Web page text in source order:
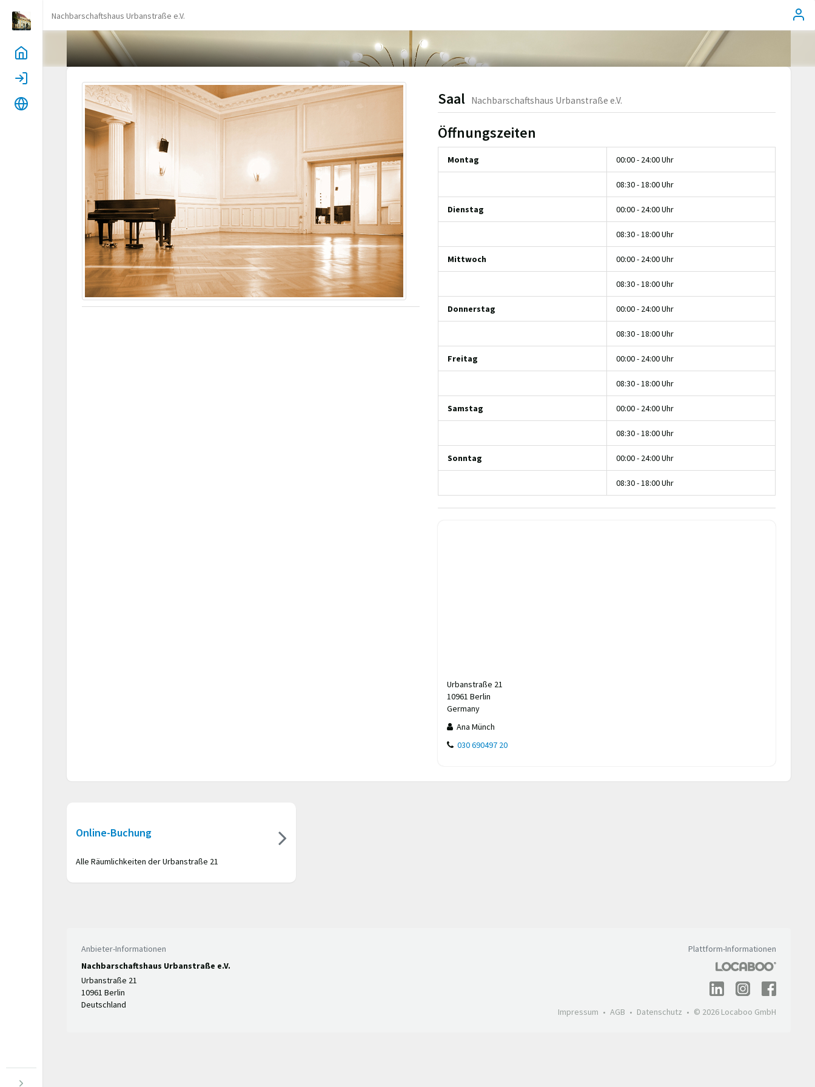
Nachbarschaftshaus Urbanstraße e.V.
Saal Nachbarschaftshaus Urbanstraße e.V.
Öffnungszeiten
Montag 00:00 - 24:00 Uhr
08:30 - 18:00 Uhr
Dienstag 00:00 - 24:00 Uhr
08:30 - 18:00 Uhr
Mittwoch 00:00 - 24:00 Uhr
08:30 - 18:00 Uhr
Donnerstag 00:00 - 24:00 Uhr
08:30 - 18:00 Uhr
Freitag 00:00 - 24:00 Uhr
08:30 - 18:00 Uhr
Samstag 00:00 - 24:00 Uhr
08:30 - 18:00 Uhr
Sonntag 00:00 - 24:00 Uhr
08:30 - 18:00 Uhr
Urbanstraße 21
10961 Berlin
Germany
Ana Münch
030 690497 20
Online-Buchung
Alle Räumlichkeiten der Urbanstraße 21
Anbieter-Informationen
Nachbarschaftshaus Urbanstraße e.V.
Urbanstraße 21
10961 Berlin
Deutschland
Plattform-Informationen
Impressum AGB Datenschutz © 2026 Locaboo GmbH